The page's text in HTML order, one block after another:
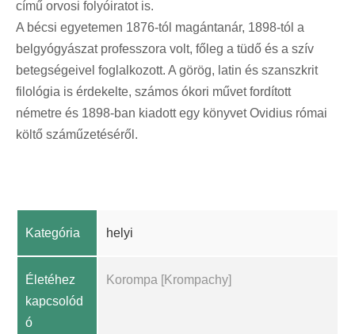
című orvosi folyóiratot is.
A bécsi egyetemen 1876-tól magántanár, 1898-tól a
belgyógyászat professzora volt, főleg a tüdő és a szív
betegségeivel foglalkozott. A görög, latin és szanszkrit
filológia is érdekelte, számos ókori művet fordított
németre és 1898-ban kiadott egy könyvet Ovidius római
költő száműzetéséről.
Kategória helyi
Életéhez
kapcsolód
ó
Korompa [Krompachy]